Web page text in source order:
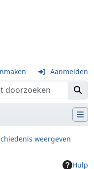
Aanmelden
weergeven
Hulp